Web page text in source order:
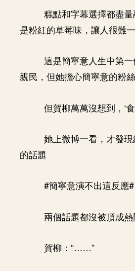
糕點和字幕選擇都盡
是粉紅的草莓味，讓人很難
這是簡寧意人生中第
親民，但她擔心簡寧意的粉
但賀柳萬萬沒想到，‘
她上微博一看，才發
的話題
#簡寧意演不出這反應
兩個話題都沒被頂成熱
賀柳：“……”